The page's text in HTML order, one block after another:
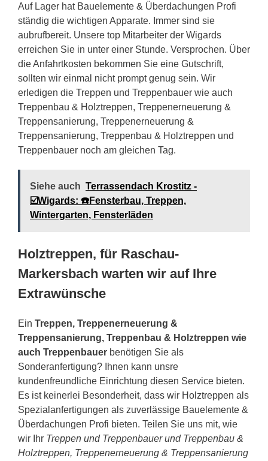
Auf Lager hat Bauelemente & Überdachungen Profi
ständig die wichtigen Apparate. Immer sind sie
aubrufbereit. Unsere top Mitarbeiter der Wigards
erreichen Sie in unter einer Stunde. Versprochen. Über
die Anfahrtkosten bekommen Sie eine Gutschrift,
sollten wir einmal nicht prompt genug sein. Wir
erledigen die Treppen und Treppenbauer wie auch
Treppenbau & Holztreppen, Treppenerneuerung &
Treppensanierung, Treppenerneuerung &
Treppensanierung, Treppenbau & Holztreppen und
Treppenbauer noch am gleichen Tag.
Siehe auch Terrassendach Krostitz -
☑️Wigards: ☎️Fensterbau, Treppen,
Wintergarten, Fensterläden
Holztreppen, für Raschau-
Markersbach warten wir auf Ihre
Extrawünsche
Ein Treppen, Treppenerneuerung &
Treppensanierung, Treppenbau & Holztreppen wie
auch Treppenbauer benötigen Sie als
Sonderanfertigung? Ihnen kann unsre
kundenfreundliche Einrichtung diesen Service bieten.
Es ist keinerlei Besonderheit, dass wir Holztreppen als
Spezialanfertigungen als zuverlässige Bauelemente &
Überdachungen Profi bieten. Teilen Sie uns mit, wie
wir Ihr Treppen und Treppenbauer und Treppenbau &
Holztreppen, Treppenerneuerung & Treppensanierung